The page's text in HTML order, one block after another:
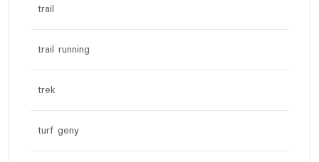
trail
trail running
trek
turf geny